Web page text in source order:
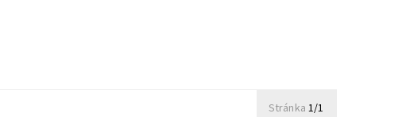
Stránka 1/1